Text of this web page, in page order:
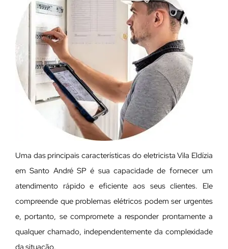
Uma das principais características do eletricista Vila Eldízia
em Santo André SP é sua capacidade de fornecer um
atendimento rápido e eficiente aos seus clientes. Ele
compreende que problemas elétricos podem ser urgentes
e, portanto, se compromete a responder prontamente a
qualquer chamado, independentemente da complexidade